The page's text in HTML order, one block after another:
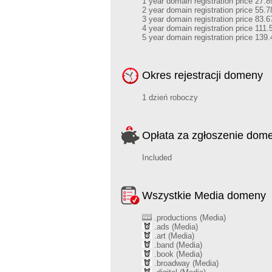
2 year domain registration price
3 year domain registration price
4 year domain registration price
5 year domain registration price
Okres rejestracji domeny
1 dzień roboczy
Opłata za zgłoszenie
Included
Wszystkie Media domeny
.productions (Media)
.ads (Media)
.art (Media)
.band (Media)
.book (Media)
.broadway (Media)